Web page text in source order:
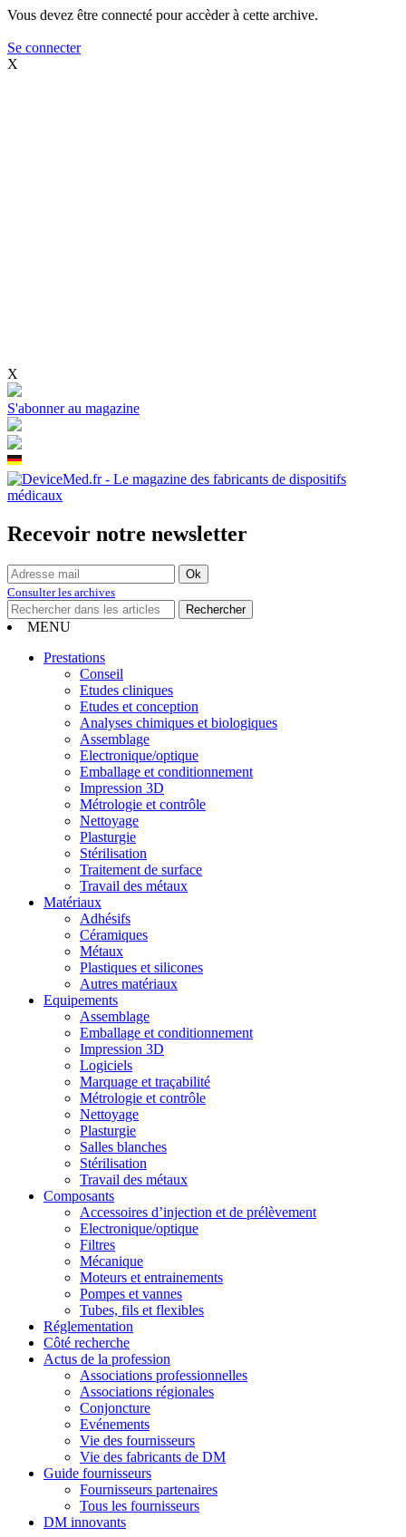
Vous devez être connecté pour accèder à cette archive.
Se connecter
X
X
S'abonner au magazine
Recevoir notre newsletter
Consulter les archives
MENU
Prestations
Conseil
Etudes cliniques
Etudes et conception
Analyses chimiques et biologiques
Assemblage
Electronique/optique
Emballage et conditionnement
Impression 3D
Métrologie et contrôle
Nettoyage
Plasturgie
Stérilisation
Traitement de surface
Travail des métaux
Matériaux
Adhésifs
Céramiques
Métaux
Plastiques et silicones
Autres matériaux
Equipements
Assemblage
Emballage et conditionnement
Impression 3D
Logiciels
Marquage et traçabilité
Métrologie et contrôle
Nettoyage
Plasturgie
Salles blanches
Stérilisation
Travail des métaux
Composants
Accessoires d’injection et de prélèvement
Electronique/optique
Filtres
Mécanique
Moteurs et entrainements
Pompes et vannes
Tubes, fils et flexibles
Réglementation
Côté recherche
Actus de la profession
Associations professionnelles
Associations régionales
Conjoncture
Evénements
Vie des fournisseurs
Vie des fabricants de DM
Guide fournisseurs
Fournisseurs partenaires
Tous les fournisseurs
DM innovants